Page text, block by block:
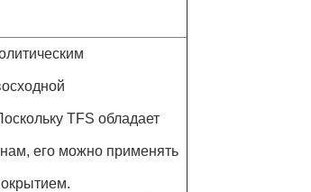
TFS обладает
его можно применять